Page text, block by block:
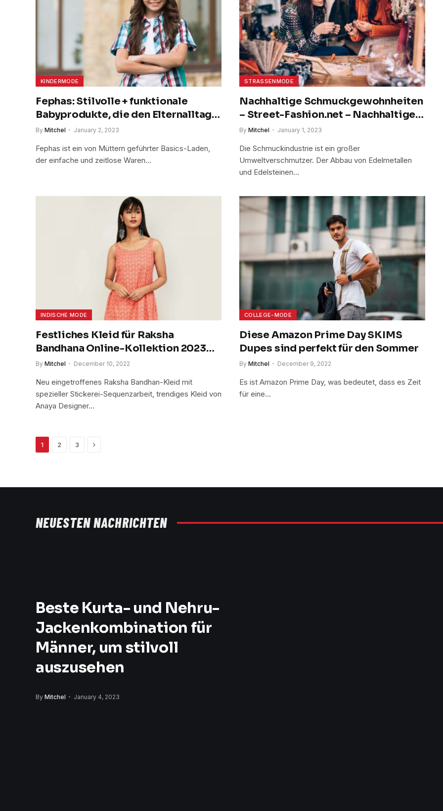
KINDERMODE
Fephas: Stilvolle + funktionale
Babyprodukte, die den Elternalltag
vereinfachen
By Mitchel January 2, 2023
Fephas ist ein von Müttern geführter Basics-Laden,
der einfache und zeitlose Waren…
STRASSENMODE
Nachhaltige Schmuckgewohnheiten
– Street-Fashion.net – Nachhaltiger
Stil und Reisen
By Mitchel January 1, 2023
Die Schmuckindustrie ist ein großer
Umweltverschmutzer. Der Abbau von Edelmetallen
und Edelsteinen…
INDISCHE MODE
Festliches Kleid für Raksha
Bandhana Online-Kollektion 2023
kaufen
By Mitchel December 10, 2022
Neu eingetroffenes Raksha Bandhan-Kleid mit
spezieller Stickerei-Sequenzarbeit, trendiges Kleid von
Anaya Designer…
COLLEGE-MODE
Diese Amazon Prime Day SKIMS
Dupes sind perfekt für den Sommer
By Mitchel December 9, 2022
Es ist Amazon Prime Day, was bedeutet, dass es Zeit
für eine…
1 2 3 Next
NEUESTEN NACHRICHTEN
Beste Kurta- und Nehru-
Jackenkombination für
Männer, um stilvoll
auszusehen
By Mitchel January 4, 2023